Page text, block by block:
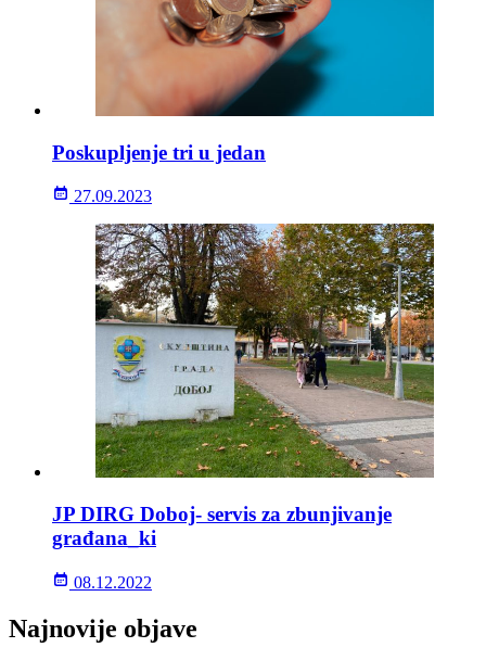
Poskupljenje tri u jedan
27.09.2023
JP DIRG Doboj- servis za zbunjivanje
građana_ki
08.12.2022
Najnovije objave